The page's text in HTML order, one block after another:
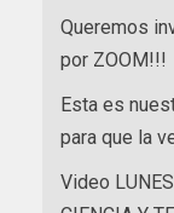
Queremos
por ZOOM!!!
Esta es
para que la
Video